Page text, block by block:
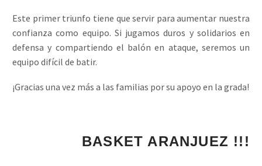
Este primer triunfo tiene que servir para aumentar nuestra
confianza como equipo. Si jugamos duros y solidarios en
defensa y compartiendo el balón en ataque, seremos un
equipo difícil de batir.
¡Gracias una vez más a las familias por su apoyo en la grada!
BASKET ARANJUEZ